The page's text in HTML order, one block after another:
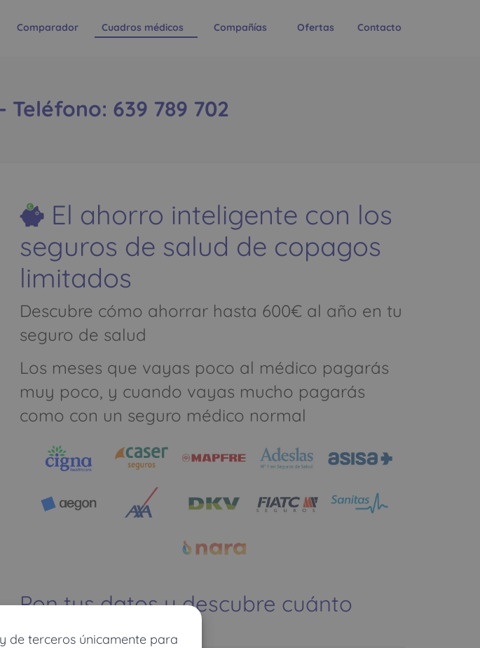
de terceros únicamente para
Comparador Cuadros médicos Compañías Ofertas Contacto
Teléfono: 639 789 702
El ahorro inteligente con los
seguros de salud de copagos
limitados
Descubre cómo ahorrar hasta 600€ al año en tu
seguro de salud
Los meses que vayas poco al médico pagarás
muy poco, y cuando vayas mucho pagarás
como con un seguro médico normal
Pon tus datos y descubre cuánto
dinero ahorrarías